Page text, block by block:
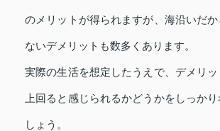
のメリットが得られますが、海沿いだ
ないデメリットも数多くあります。
実際の生活を想定したうえで、デメリ
上回ると感じられるかどうかをしっか
しょう。